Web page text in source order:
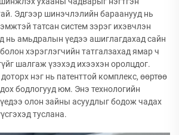
Эдгээр шинэчлэлийн бараанууд нь
татсан систем зэрэг ихэвчлэн
нь амьдралын үедээ ашиглагдахад сайн
хэрэглэгчийн татгалзахад ямар ч
шалгаж үзэхэд ихээхэн оролцдог.
нэг нь патенттой комплекс, өөртөө
бодлогууд юм. Энэ технологийн
олон зайны асуудлыг бодож чадах
туслана.